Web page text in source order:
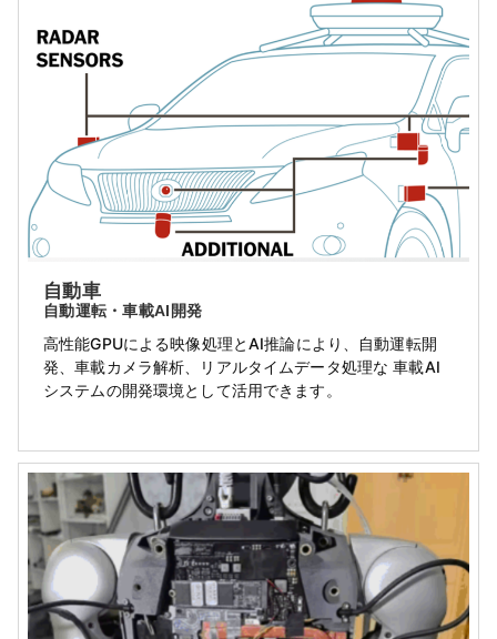
自動車
自動運転・車載AI開発
高性能GPUによる映像処理とAI推論により、自動運転開
発、車載カメラ解析、リアルタイムデータ処理な 車載AI
システムの開発環境として活用できます。